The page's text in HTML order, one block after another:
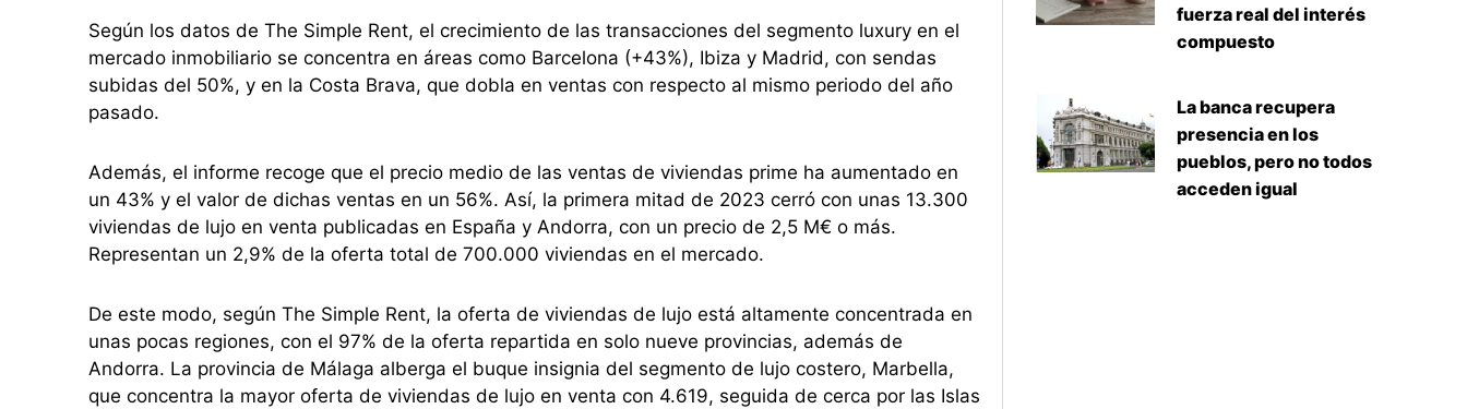
Según los datos de The Simple Rent, el crecimiento de las transacciones del segmento luxury en el
mercado inmobiliario se concentra en áreas como Barcelona (+43%), Ibiza y Madrid, con sendas
subidas del 50%, y en la Costa Brava, que dobla en ventas con respecto al mismo periodo del año
pasado.
Además, el informe recoge que el precio medio de las ventas de viviendas prime ha aumentado en
un 43% y el valor de dichas ventas en un 56%. Así, la primera mitad de 2023 cerró con unas 13.300
viviendas de lujo en venta publicadas en España y Andorra, con un precio de 2,5 M€ o más.
Representan un 2,9% de la oferta total de 700.000 viviendas en el mercado.
De este modo, según The Simple Rent, la oferta de viviendas de lujo está altamente concentrada en
unas pocas regiones, con el 97% de la oferta repartida en solo nueve provincias, además de
Andorra. La provincia de Málaga alberga el buque insignia del segmento de lujo costero, Marbella,
que concentra la mayor oferta de viviendas de lujo en venta con 4.619, seguida de cerca por las Islas
fuerza real del interés
compuesto
La banca recupera
presencia en los
pueblos, pero no todos
acceden igual